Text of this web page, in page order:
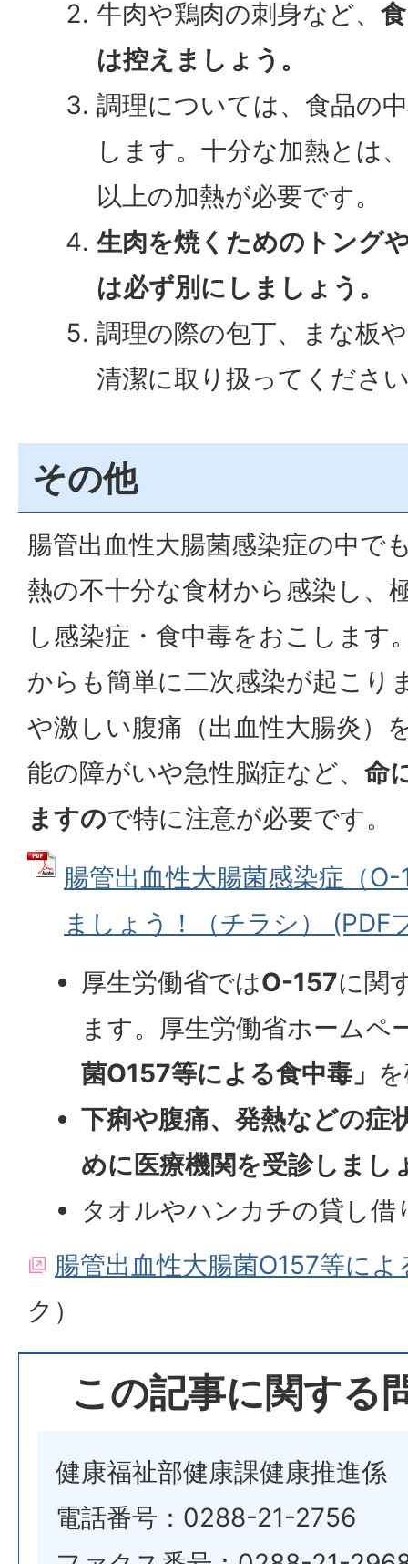
牛肉や鶏肉の刺身など、
は控えましょう。
調理については、食品の
します。十分な加熱とは
以上の加熱が必要です。
生肉を焼くためのトング
は必ず別にしましょう。
調理の際の包丁、まな板
清潔に取り扱ってくださ
その他
腸管出血性大腸菌感染症の中で
熱の不十分な食材から感染し、
し感染症・食中毒をおこします
からも簡単に二次感染が起こり
や激しい腹痛（出血性大腸炎）
能の障がいや急性脳症など、 命
ますので特に注意が必要です。
腸管出血性大腸菌感染症（
ましょう！（チラシ） (PDF
厚生労働省ではO-157に関
ます。厚生労働省ホームペ
菌O157等による食中毒」
下痢や腹痛、発熱などの症
めに医療機関を受診しまし
タオルやハンカチの貸し
腸管出血性大腸菌O157等によ
ク）
この記事に関する
健康福祉部健康課健康推進係
電話番号：0288-21-2756